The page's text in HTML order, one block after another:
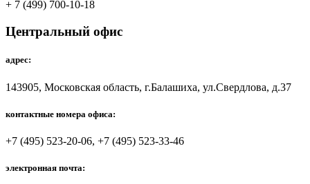
+ 7 (499) 700-10-18
Центральный офис
адрес:
143905, Московская область, г.Балашиха, ул.Свердлова, д.37
контактные номера офиса:
+7 (495) 523-20-06, +7 (495) 523-33-46
электронная почта: